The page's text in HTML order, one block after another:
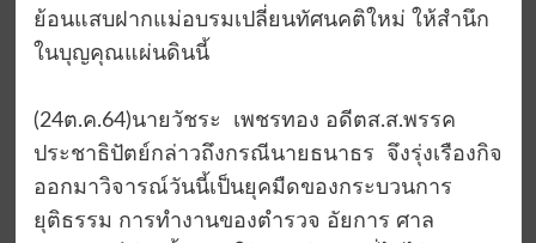
ย้อนแสบฝากแม่อบรมเปลี่ยนทัศนคติใหม่ ให้สำนึก
ในบุญคุณแผ่นดินนี้
(24ต.ค.64)นายวัชระ เพชรทอง อดีตส.ส.พรรค
ประชาธิปัตย์กล่าวถึงกรณีนายธนาธร จึงรุ่งเรืองกิจ
ออกมาวิจารณ์วันนี้เป็นยุคมืดของกระบวนการ
ยุติธรรม การทำงานของตำรวจ อัยการ ศาล